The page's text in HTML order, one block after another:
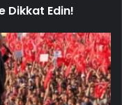
Dikkat Edin!